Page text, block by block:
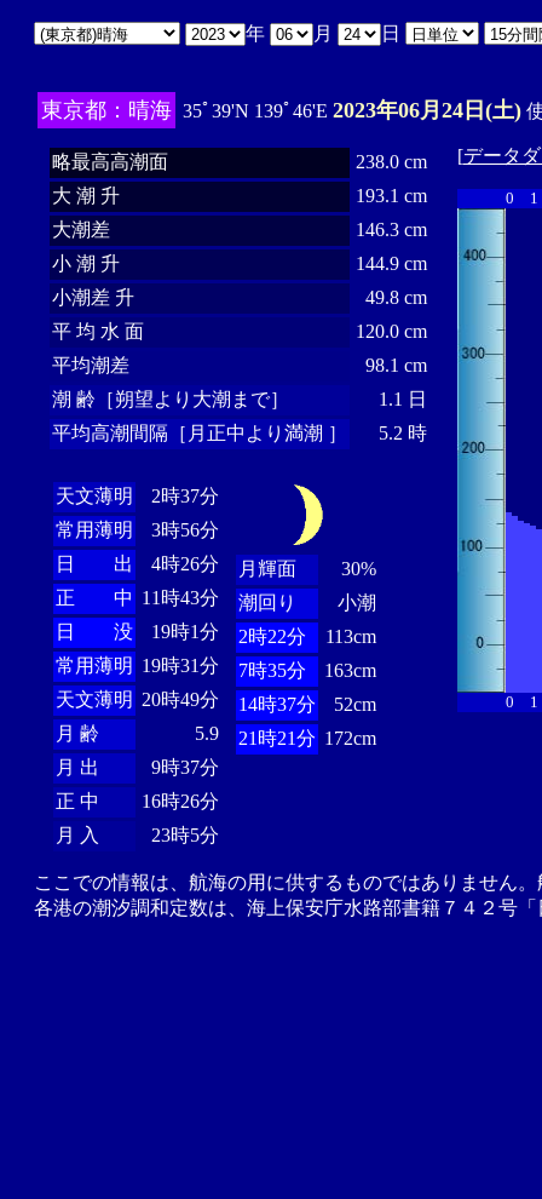
年 月 日
東京都：晴海 35ﾟ39'N 139ﾟ46'E 2023年06月24日(土)
略最高高潮面
238.0 cm
大 潮 升
193.1 cm
大潮差
146.3 cm
小 潮 升
144.9 cm
小潮差 升
49.8 cm
平 均 水 面
120.0 cm
平均潮差
98.1 cm
潮 齢［朔望より大潮まで］
1.1 日
平均高潮間隔［月正中より満潮 ］
5.2 時
天文薄明
2時37分
常用薄明
3時56分
日 出
4時26分
正 中 11時43分
日 没
19時1分
常用薄明 19時31分
天文薄明 20時49分
月 齢
5.9
月 出
9時37分
正 中
16時26分
月 入
23時5分
月輝面
30%
潮回り
小潮
2時22分
113cm
7時35分
163cm
14時37分
52cm
21時21分 172cm
[データ
0 1
0 1
ここでの情報は、航海の用に供するものではありません
各港の潮汐調和定数は、海上保安庁水路部書籍７４２号